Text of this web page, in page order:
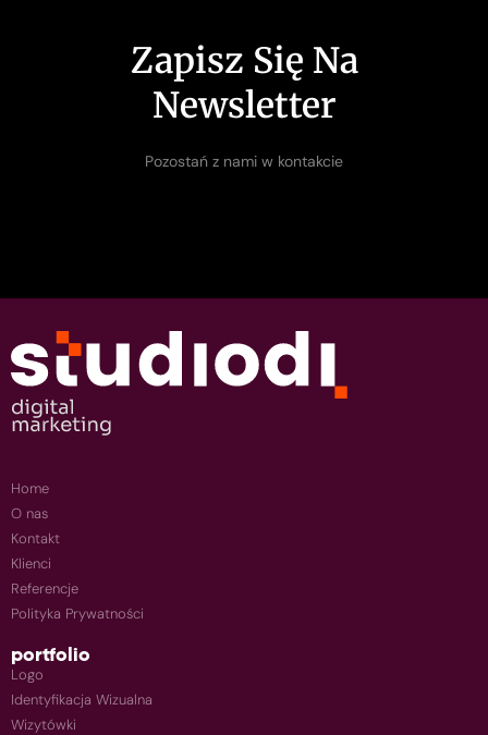
Zapisz Się Na
Newsletter
Pozostań z nami w kontakcie
Home
O nas
Kontakt
Klienci
Referencje
Polityka Prywatności
portfolio
Logo
Identyfikacja Wizualna
Wizytówki